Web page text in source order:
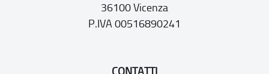
36100 Vicenza
P.IVA 00516890241